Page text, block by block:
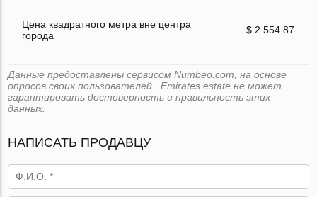
Цена квадратного метра вне центра
города
$ 2 554.87
Данные предоставлены сервисом Numbeo.com, на основе
опросов своих пользователей . Emirates.estate не может
гарантировать достоверность и правильность этих
данных.
НАПИСАТЬ ПРОДАВЦУ